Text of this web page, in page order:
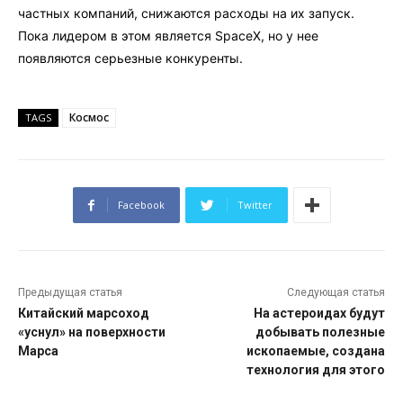
частных компаний, снижаются расходы на их запуск.
Пока лидером в этом является SpaceX, но у нее
появляются серьезные конкуренты.
TAGS Космос
Facebook Twitter
Предыдущая статья
Китайский марсоход
«уснул» на поверхности
Марса
Следующая статья
На астероидах будут
добывать полезные
ископаемые, создана
технология для этого